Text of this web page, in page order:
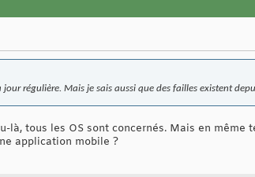
jour régulière. Mais je sais aussi que des failles existent
là, tous les OS sont concernés. Mais en
application mobile ?